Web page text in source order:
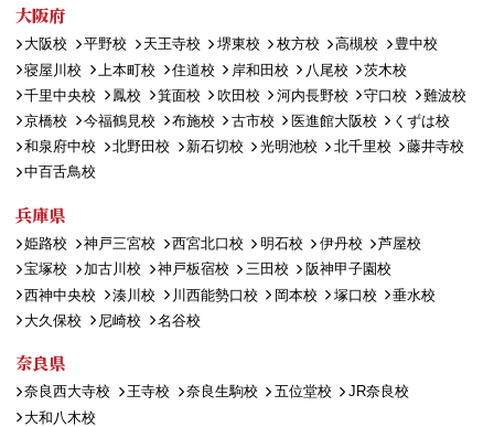
大阪府
大阪校 平野校 天王寺校 堺東校 枚方校 高槻校
豊中校
寝屋川校
上本町校 住道校 岸和田校 八尾校
茨木校
千里中央校
鳳校 箕面校 吹田校 河内長野校 守口校
難波校
京橋校
今福鶴見校 布施校 古市校 医進館大阪校
くずは校
和泉府中校
北野田校 新石切校 光明池校 北千里校
藤井寺校
中百舌鳥校
兵庫県
姫路校 神戸三宮校 西宮北口校 明石校 伊丹校
芦屋校
宝塚校
加古川校 神戸板宿校 三田校
阪神甲子園校
西神中央校
湊川校 川西能勢口校 岡本校 塚口校
垂水校
大久保校
尼崎校 名谷校
奈良県
奈良西大寺校 王寺校 奈良生駒校 五位堂校
JR奈良校
大和八木校